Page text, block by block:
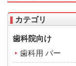
カテゴリ
歯科院向け
歯科用 バー